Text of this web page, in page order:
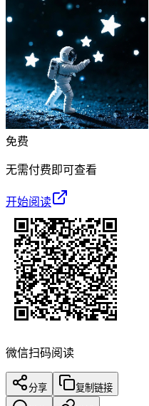
免费
无需付费即可查看
开始阅读
微信扫码阅读
分享 复制链接